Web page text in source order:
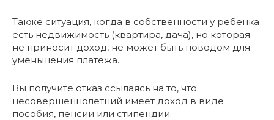
Также ситуация, когда в собственности у ребенка
есть недвижимость (квартира, дача), но которая
не приносит доход, не может быть поводом для
уменьшения платежа.
Вы получите отказ ссылаясь на то, что
несовершеннолетний имеет доход в виде
пособия, пенсии или стипендии.